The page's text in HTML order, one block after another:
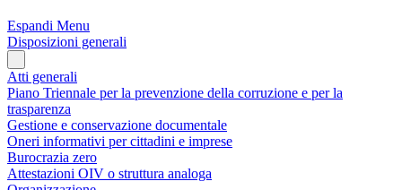
Espandi Menu
Disposizioni generali
Atti generali
Piano Triennale per la prevenzione della corruzione e per la
trasparenza
Gestione e conservazione documentale
Oneri informativi per cittadini e imprese
Burocrazia zero
Attestazioni OIV o struttura analoga